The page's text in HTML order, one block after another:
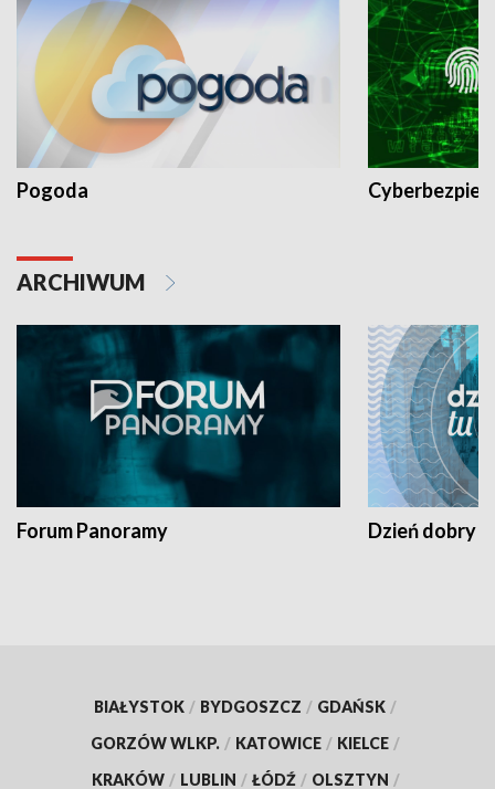
Pogoda
ARCHIWUM
Forum Panoramy Dzień dobry
BIAŁYSTOK / BYDGOSZCZ / GDAŃSK /
GORZÓW WLKP. / KATOWICE / KIELCE /
KRAKÓW / LUBLIN / ŁÓDŹ / OLSZTYN /